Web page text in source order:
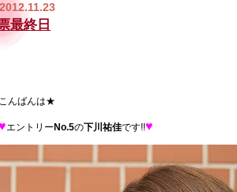
2012.11.23
最終日
んばんは★
エントリー No.5の下川 祐佳です!!♥